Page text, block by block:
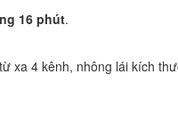
16 phút.
xa 4 kênh, nhông lái kích